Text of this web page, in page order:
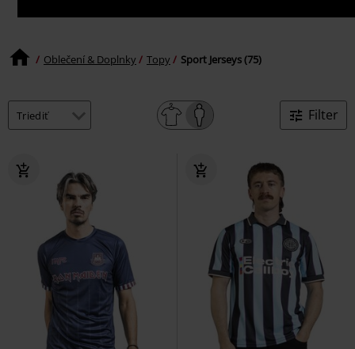
Oblečení & Doplnky Topy Sport Jerseys (75)
Filter